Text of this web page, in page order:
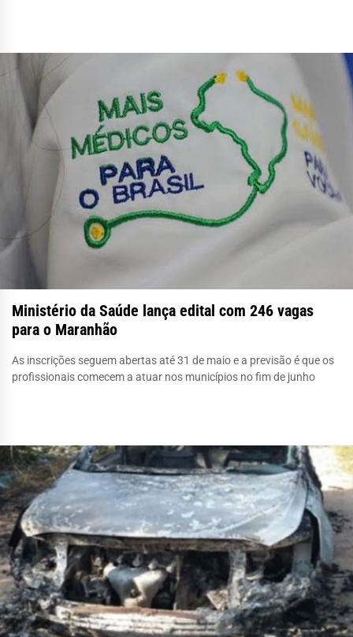
Ministério da Saúde lança edital com 246 vagas
para o Maranhão
As inscrições seguem abertas até 31 de maio e a previsão é que os
profissionais comecem a atuar nos municípios no fim de junho